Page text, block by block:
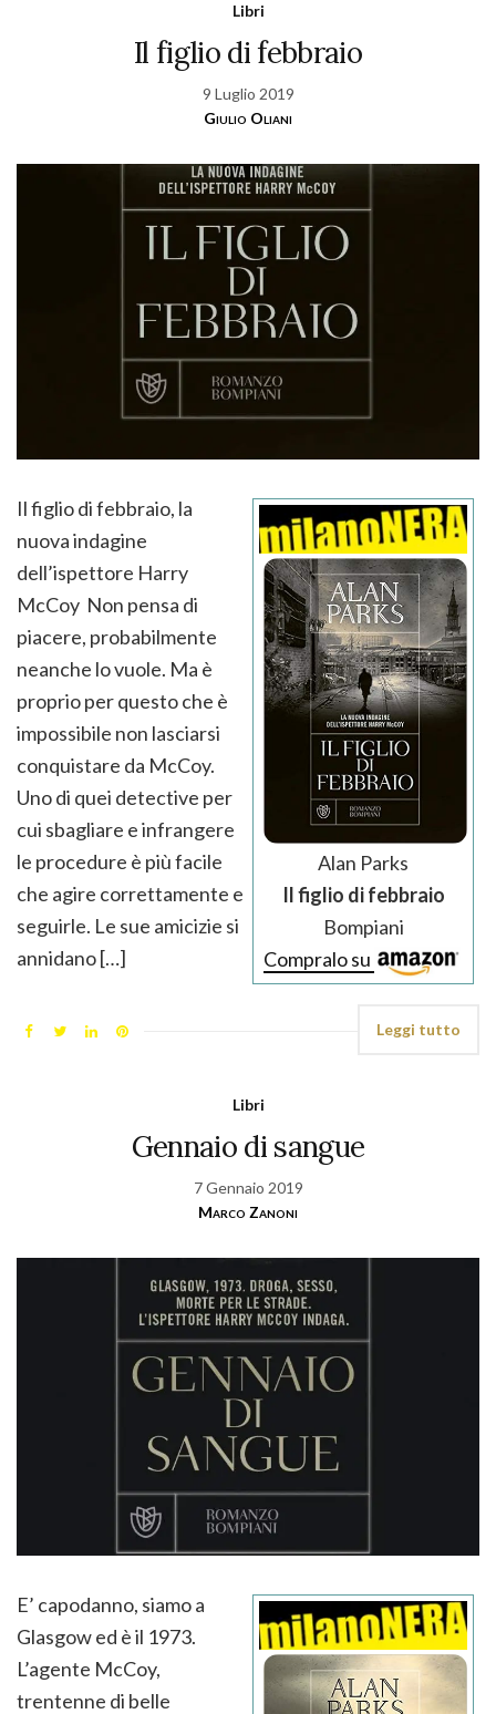
Libri
Il figlio di febbraio
9 Luglio 2019
Giulio Oliani
Alan Parks
Il figlio di febbraio
Bompiani
Compralo su
Il figlio di febbraio, la
nuova indagine
dell’ispettore Harry
McCoy Non pensa di
piacere, probabilmente
neanche lo vuole. Ma è
proprio per questo che è
impossibile non lasciarsi
conquistare da McCoy.
Uno di quei detective per
cui sbagliare e infrangere
le procedure è più facile
che agire correttamente e
seguirle. Le sue amicizie si
annidano […]
Leggi tutto
Libri
Gennaio di sangue
7 Gennaio 2019
Marco Zanoni
E’ capodanno, siamo a
Glasgow ed è il 1973.
L’agente McCoy,
trentenne di belle